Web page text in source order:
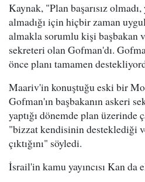
Kaynak, "Plan başarısız olmadı,
almadığı için hiçbir zaman
almakla sorumlu kişi başbakan
sekreteri olan Gofman'dı.
önce planı tamamen
Maariv'in konuştuğu eski bir
Gofman'ın başbakanın askeri
yaptığı dönemde plan üzerinde
"bizzat kendisinin desteklediği
çıktığını" söyledi.
İsrail'in kamu yayıncısı Kan